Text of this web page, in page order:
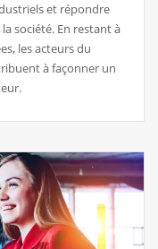
et répondre
société. En restant à
les acteurs du
à façonner un